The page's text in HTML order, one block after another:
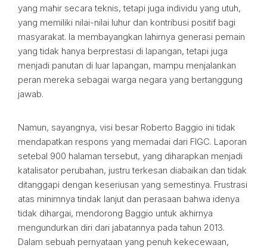
yang mahir secara teknis, tetapi juga individu yang utuh,
yang memiliki nilai-nilai luhur dan kontribusi positif bagi
masyarakat. Ia membayangkan lahirnya generasi pemain
yang tidak hanya berprestasi di lapangan, tetapi juga
menjadi panutan di luar lapangan, mampu menjalankan
peran mereka sebagai warga negara yang bertanggung
jawab.
Namun, sayangnya, visi besar Roberto Baggio ini tidak
mendapatkan respons yang memadai dari FIGC. Laporan
setebal 900 halaman tersebut, yang diharapkan menjadi
katalisator perubahan, justru terkesan diabaikan dan tidak
ditanggapi dengan keseriusan yang semestinya. Frustrasi
atas minimnya tindak lanjut dan perasaan bahwa idenya
tidak dihargai, mendorong Baggio untuk akhirnya
mengundurkan diri dari jabatannya pada tahun 2013.
Dalam sebuah pernyataan yang penuh kekecewaan,